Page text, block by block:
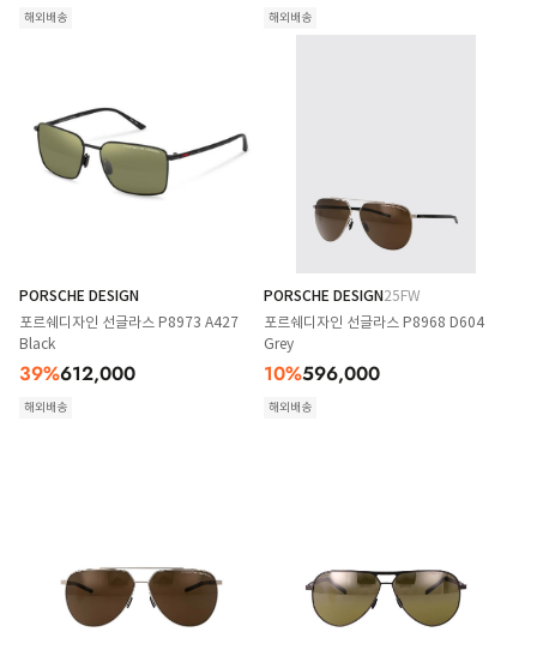
해외배송 해외배송
PORSCHE DESIGN
포르쉐디자인 선글라스 P8973 A427
Black
39%612,000
해외배송
PORSCHE DESIGN25FW
포르쉐디자인 선글라스 P8968 D604
Grey
10%596,000
해외배송